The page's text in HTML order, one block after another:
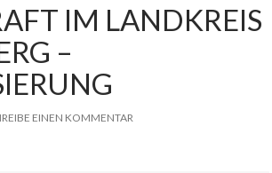
IM LANDKREIS
–
EINEN KOMMENTAR